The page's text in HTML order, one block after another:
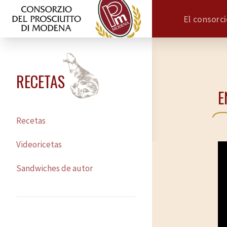
El
RECETAS
Recetas
Videoricetas
Sandwiches de autor